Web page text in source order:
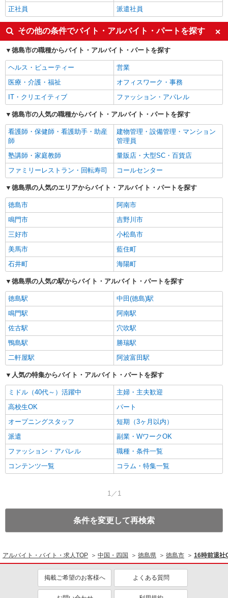
正社員
派遣社員
その他の条件でバイト・アルバイト・パートを探す
徳島市の職種からバイト・アルバイト・パートを探す
ヘルス・ビューティー
営業
医療・介護・福祉
オフィスワーク・事務
IT・クリエイティブ
ファッション・アパレル
徳島市の人気の職種からバイト・アルバイト・パートを探す
看護師・保健師・看護助手・助産
師
建物管理・設備管理・マンション
管理員
塾講師・家庭教師
量販店・大型SC・百貨店
ファミリーレストラン・回転寿司
コールセンター
徳島県の人気のエリアからバイト・アルバイト・パートを探す
徳島市
阿南市
鳴門市
吉野川市
三好市
小松島市
美馬市
藍住町
石井町
海陽町
徳島県の人気の駅からバイト・アルバイト・パートを探す
徳島駅
中田(徳島)駅
鳴門駅
阿南駅
佐古駅
穴吹駅
鴨島駅
勝瑞駅
二軒屋駅
阿波富田駅
人気の特集からバイト・アルバイト・パートを探す
ミドル（40代～）活躍中
主婦・主夫歓迎
高校生OK
パート
オープニングスタッフ
短期（3ヶ月以内）
派遣
副業・WワークOK
ファッション・アパレル
職種・条件一覧
コンテンツ一覧
コラム・特集一覧
1／1
条件を変更して再検索
アルバイト・バイト・求人TOP 中国・四国 徳島県 徳島市 16時前退社
掲載ご希望のお客様へ よくある質問